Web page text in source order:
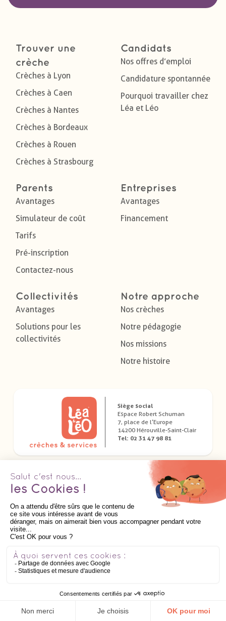
Trouver une
crèche
Crèches à Lyon
Crèches à Caen
Crèches à Nantes
Crèches à Bordeaux
Crèches à Rouen
Crèches à Strasbourg
Candidats
Nos offres d’emploi
Candidature spontannée
Pourquoi travailler chez
Léa et Léo
Parents
Avantages
Simulateur de coût
Tarifs
Pré-inscription
Contactez-nous
Entreprises
Avantages
Financement
Collectivités
Avantages
Solutions pour les
collectivités
Notre approche
Nos crèches
Notre pédagogie
Nos missions
Notre histoire
Siège social
Espace Robert Schuman
7, place de l’Europe
14200 Hérouville-Saint-Clair
Tel: 02 31 47 98 81
Télécharger nos applications dédiées